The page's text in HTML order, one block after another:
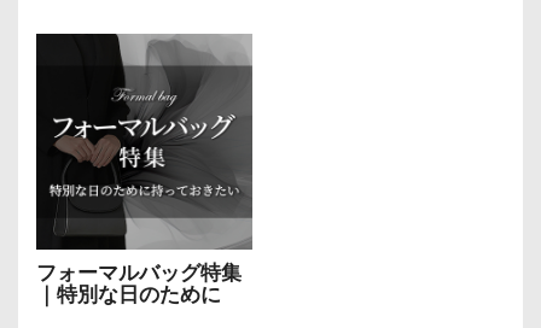
フォーマルバッグ特集
｜特別な日のために